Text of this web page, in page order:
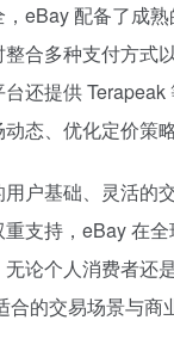
eBay 配备了成
合多种支付方式
还提供 Terapeak
态、优化定价策
户基础、灵活的
支持，eBay 在
论个人消费者还
的交易场景与商